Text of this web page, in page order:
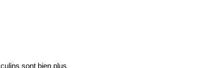
sont bien plus